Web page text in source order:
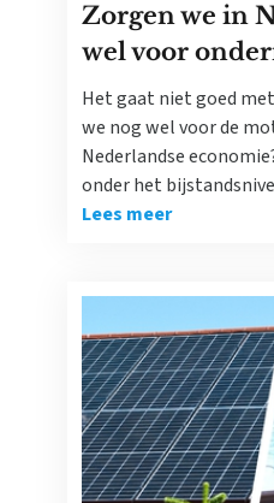
Zorgen we in
wel voor
Het gaat niet goed
we nog wel voor de
Nederlandse
onder het
Lees meer